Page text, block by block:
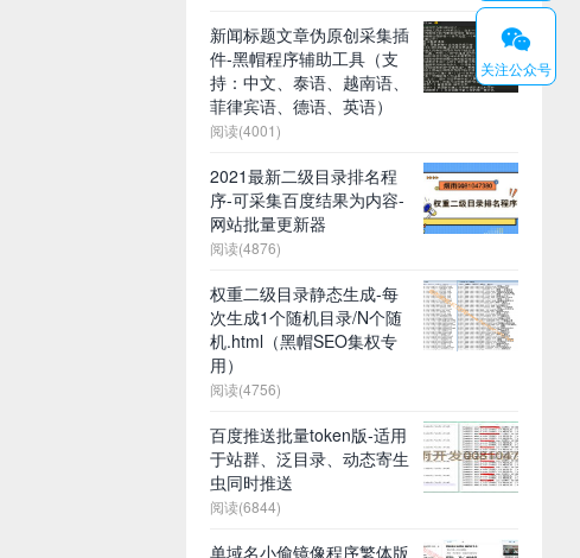
新闻标题文章伪原创采集插
件-黑帽程序辅助工具（支
持：中文、泰语、越南语、
菲律宾语、德语、英语）
阅读(4001)
2021最新二级目录排名程
序-可采集百度结果为内容-
网站批量更新器
阅读(4876)
权重二级目录静态生成-每
次生成1个随机目录/N个随
机.html（黑帽SEO集权专
用）
阅读(4756)
百度推送批量token版-适用
于站群、泛目录、动态寄生
虫同时推送
阅读(6844)
单域名小偷镜像程序繁体版
𐆄
关注公众号